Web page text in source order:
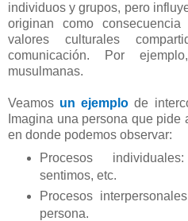
individuos y grupos, pero
originan como
valores culturales
comunicación. Por
musulmanas.
Veamos un ejemplo de
Imagina una persona que pide
en donde podemos observar:
Procesos
sentimos, etc.
Procesos
persona.